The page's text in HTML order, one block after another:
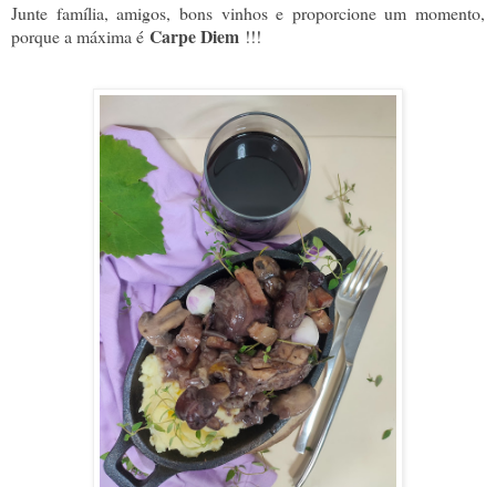
Junte família, amigos, bons vinhos e proporcione um momento,
porque a máxima é Carpe Diem !!!